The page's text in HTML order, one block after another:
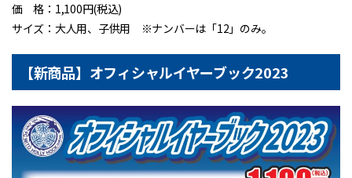
価 格：1,100円(税込)
サイズ：大人用、子供用 ※ナンバーは「12」のみ。
【新商品】オフィシャルイヤーブック2023